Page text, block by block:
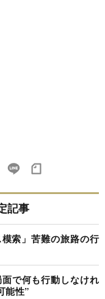
記事
索」苦難の旅路の行
で何も行動しなけれ
能性”